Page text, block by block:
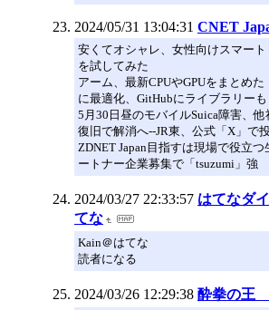
2024/05/31 13:04:31 CNET
安くてオシャレ、女性向けスマート
を試してみた
アーム、最新CPUやGPUをまとめた
に最適化、GitHubにライブラリーも
5月30日昼のモバイルSuica障害、
復旧で解消へ--JR東、公式「X」で
ZDNET Japan目指すは現場で役立
ートナー企業募集で「tsuzumi」強
2024/03/27 22:33:57 はてなダ
てな
Kain＠はてな
読者になる
2024/03/26 12:29:38 酔拳の王